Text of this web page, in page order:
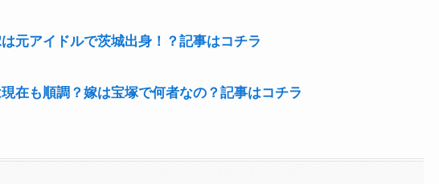
元アイドルで茨城出身！？記事はコチラ
も順調？嫁は宝塚で何者なの？記事はコチラ